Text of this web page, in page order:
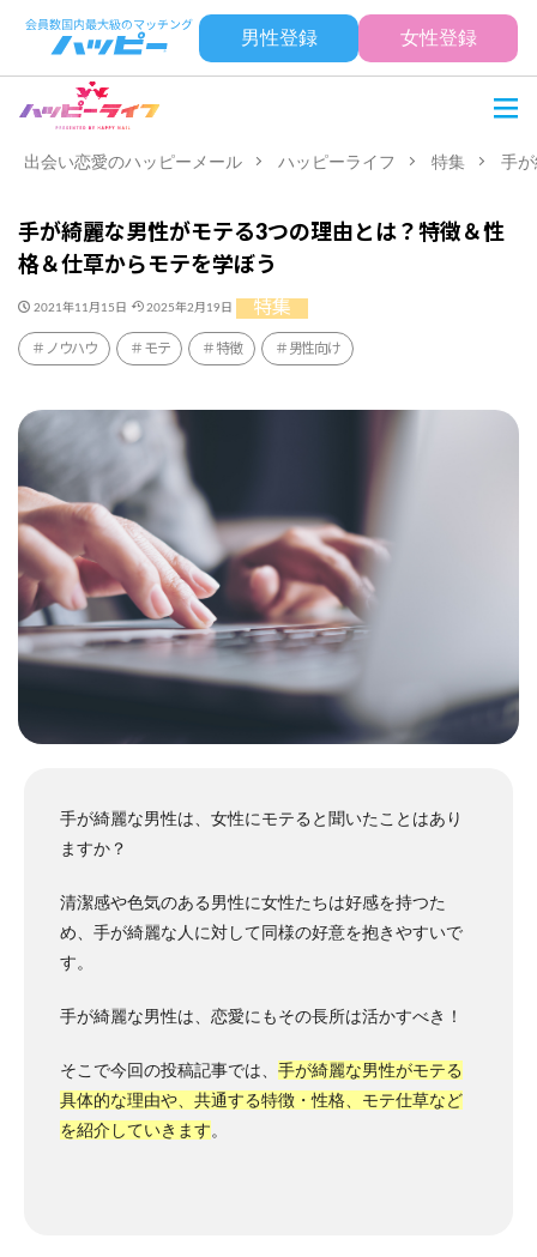
男性登録 女性登録
出会い恋愛のハッピーメール ハッピーライフ 特集 手
手が綺麗な男性がモテる3つの理由とは？特徴＆性
格＆仕草からモテを学ぼう
2021年11月15日 2025年2月19日 特集
ノウハウ モテ 特徴 男性向け
手が綺麗な男性は、女性にモテると聞いたことはあり
ますか？
清潔感や色気のある男性に女性たちは好感を持つた
め、手が綺麗な人に対して同様の好意を抱きやすいで
す。
手が綺麗な男性は、恋愛にもその長所は活かすべき！
そこで今回の投稿記事では、 手が綺麗な男性がモテる
具体的な理由や、共通する特徴・性格、モテ仕草など
を紹介していきます。